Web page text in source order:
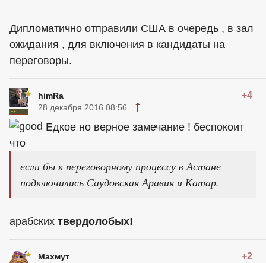
Дипломатично отправили США в очередь , в зал
ожидания , для включения в кандидаты на
переговоры.
himRa +4
28 декабря 2016 08:56
Едкое но верное замечание ! беспокоит
что
если бы к переговорному процессу в Астане
подключились Саудовская Аравия и Катар.
арабских твердолобых!
Махмут +2